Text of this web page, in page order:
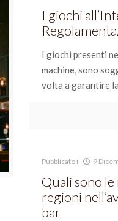
I giochi
I giochi presenti
machine, sono
volta a garantire
Pubblicato il 9
Quali sono
regioni
bar